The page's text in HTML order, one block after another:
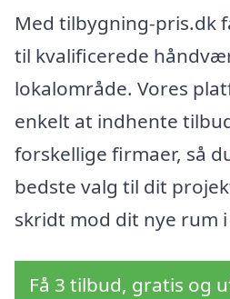
Med tilbygning-pris.dk
til kvalificerede
lokalområde. Vores
enkelt at indhente
forskellige firmaer, så
bedste valg til dit
skridt mod dit nye rum
Få 3 tilbud, gratis og